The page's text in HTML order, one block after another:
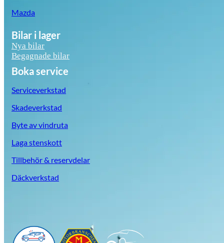
Mazda
Bilar i lager
Nya bilar
Begagnade bilar
Boka service
Serviceverkstad
Skadeverkstad
Byte av vindruta
Laga stenskott
Tillbehör & reservdelar
Däckverkstad